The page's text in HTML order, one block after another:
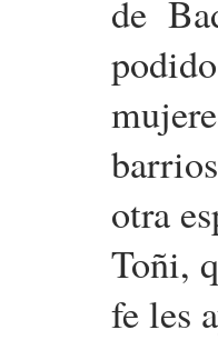
de
otra
Toñi,
fe les